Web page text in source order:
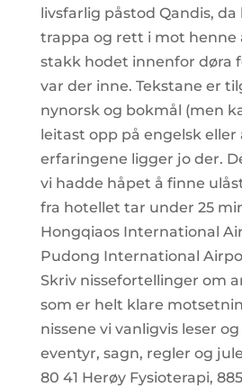
livsfarlig påstod Qandis,
trappa og rett i mot henne
stakk hodet innenfor døra
var der inne. Tekstane er
nynorsk og bokmål (men
leitast opp på engelsk eller
erfaringene ligger jo der.
vi hadde håpet å finne
fra hotellet tar under 25
Hongqiaos International
Pudong International
Skriv nissefortellinger om
som er helt klare
nissene vi vanligvis leser
eventyr, sagn, regler og
80 41 Herøy Fysioterapi,